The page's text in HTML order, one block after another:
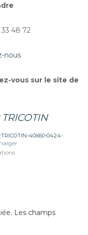
33 48 72
nous
vous sur le site de
40X60-0424-
Les champs